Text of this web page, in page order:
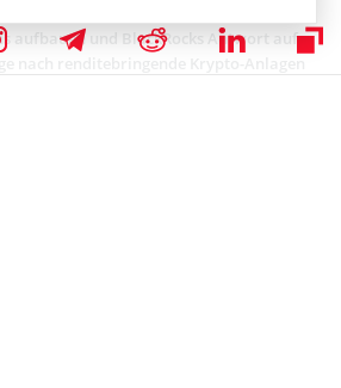
Milliarden-USD-Ethereum-
aufbauen und BlackRocks Antwort auf